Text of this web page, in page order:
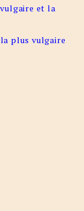
et la
plus vulgaire